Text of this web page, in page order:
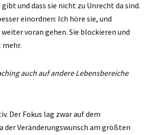
und dass sie nicht zu Unrecht da sind.
einordnen: Ich höre sie, und
voran gehen. Sie blockieren und
auch auf andere Lebensbereiche
Der Fokus lag zwar auf dem
der Veränderungswunsch am größten